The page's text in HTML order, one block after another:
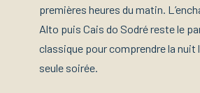
premières heures du matin.
Alto puis Cais do Sodré reste le
classique pour comprendre la nuit
seule soirée.